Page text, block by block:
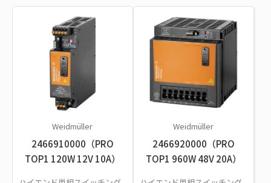
Weidmüller
2466910000（PRO
TOP1 120W 12V 10A）
Weidmüller
2466920000（PRO
TOP1 960W 48V 20A）